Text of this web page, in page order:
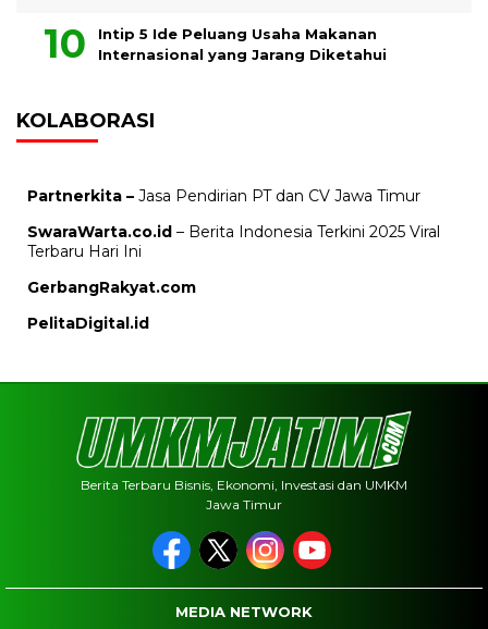
Intip 5 Ide Peluang Usaha Makanan
Internasional yang Jarang Diketahui
KOLABORASI
Partnerkita – Jasa Pendirian PT dan CV Jawa Timur
SwaraWarta.co.id – Berita Indonesia Terkini 2025 Viral
Terbaru Hari Ini
GerbangRakyat.com
PelitaDigital.id
Berita Terbaru Bisnis, Ekonomi, Investasi dan UMKM
Jawa Timur
MEDIA NETWORK